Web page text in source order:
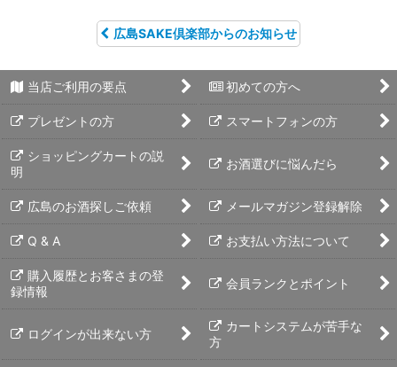
広島SAKE倶楽部からのお知らせ
当店ご利用の要点 初めての方へ
プレゼントの方 スマートフォンの方
ショッピングカートの説
明
お酒選びに悩んだら
広島のお酒探しご依頼 メールマガジン登録解除
Q & A お支払い方法について
購入履歴とお客さまの登
録情報
会員ランクとポイント
ログインが出来ない方
カートシステムが苦手な
方